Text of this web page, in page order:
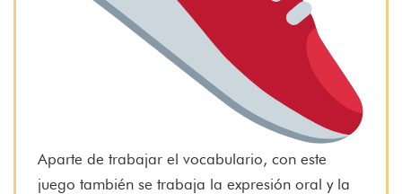
Aparte de trabajar el vocabulario, con este
juego también se trabaja la expresión oral y la